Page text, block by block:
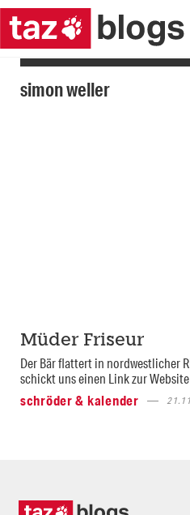
simon weller
Müder Friseur
Der Bär flattert in nordwestlicher
schickt uns einen Link zur
schröder & kalender